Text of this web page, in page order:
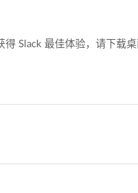
Slack 最佳体验，请下载桌